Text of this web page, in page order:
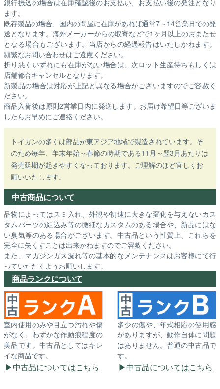
銀行振込の場合は在庫確認後のお支払い、お支払い後の発注となり
ます。
既存製品の場合、国内の問屋に在庫があれば通常7～14営業日での発
送となります。海外メーカーからの取寄などで1ヶ月以上のおまたせ
となる場合もございます。 当店からの経過報告はいたしかねます。
頻繁なお問い合わせはご遠慮ください。
折り悪くいずれにも在庫がない場合は、次ロット生産待ちもしくは
店舗都合キャンセルとなります。
新製品の場合は対応が上記と異なる場合がございますのでご容赦く
ださい。
商品入荷後は原則2営業日内に発送します。お届け希望日等ございま
したらお早めにご連絡ください。
トイガンの多くは部品が東アジア地域で製造されています。そ
のため毎年、年末年始～春節の時期である11月～翌3月あたりは
発売延期が起きやすくなっております。ご理解のほど宜しくお
願いいたします。
中古商品について
品物によってはスミ入れ、外観や初速に大きな変化を与えないカス
タムパーツの組込み等の微細なカスタムのある場合や、新品にはな
い臭気等のある場合がございます。中古品という性質上、これらを
完全に失くすことは出来かねますのでご容赦ください。
また、マガジンガス漏れ等の基本的なメンテナンスはお客様にて行
っていただくようお願いします。
商品ランクについて
室内使用のみや目立つ汚れや傷
がなく、わずかな作動痕程度の
美品です。中古品としてはキレ
イな商品です。
中古品についてはこちら
多少の傷や、年式相応の使用感
がありますが、動作自体に問題
はありません。普通の中古品で
す。
中古品についてはこちら